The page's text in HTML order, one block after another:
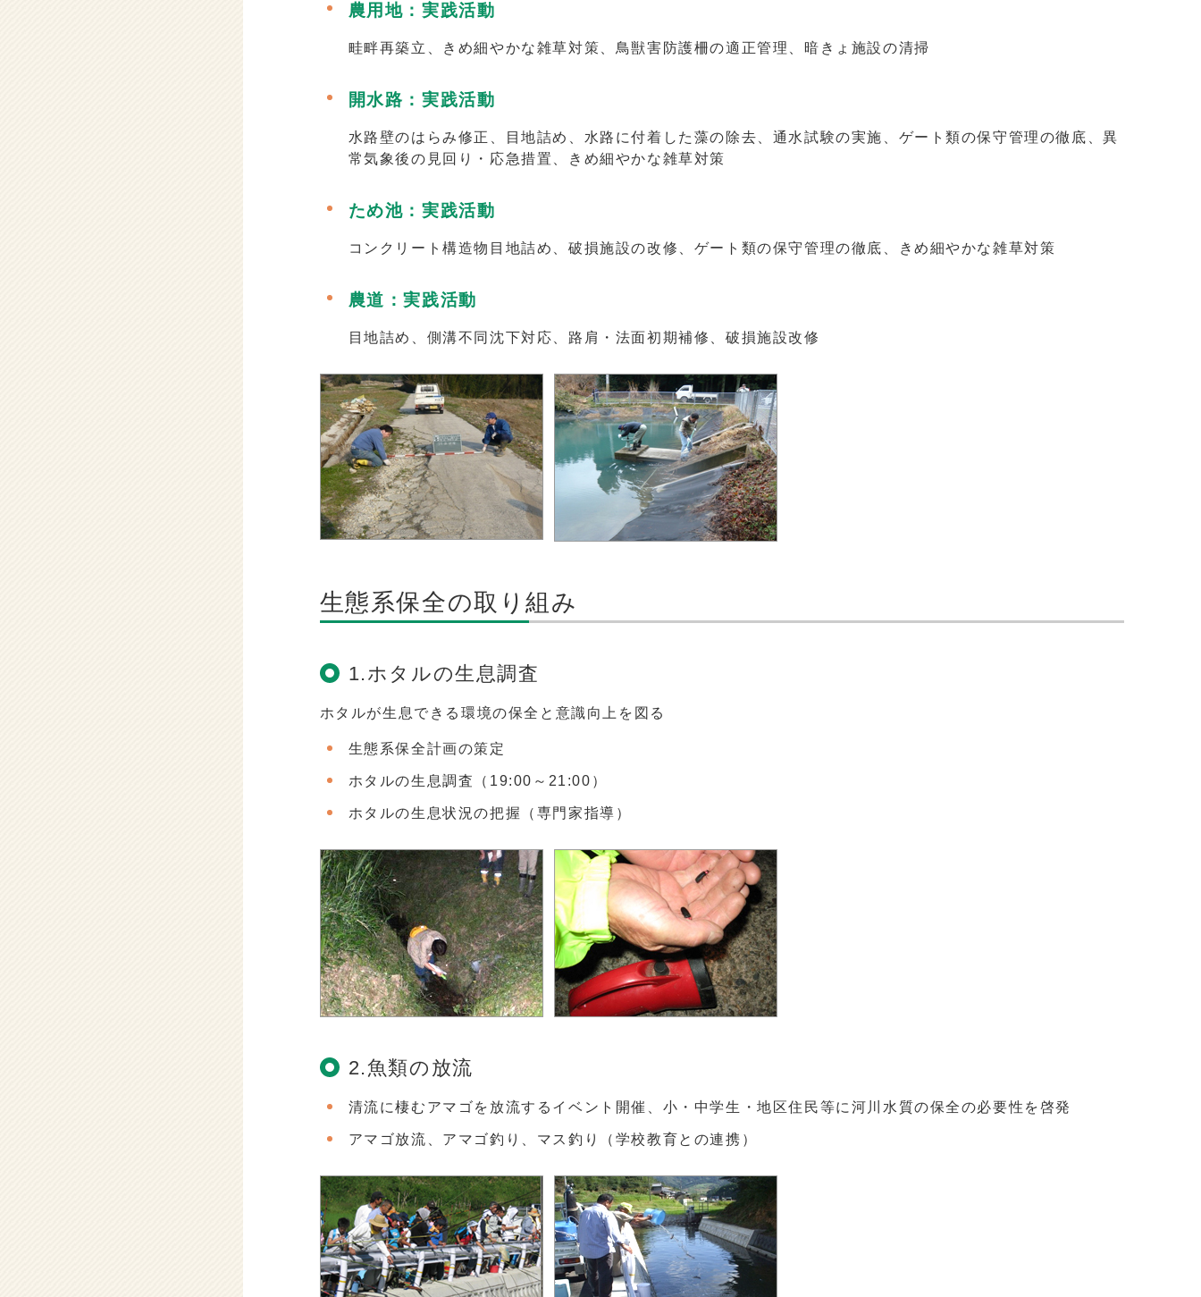
農用地：実践活動
畦畔再築立、きめ細やかな雑草対策、鳥獣害防護柵の適正管理、暗きょ施設の清掃
開水路：実践活動
水路壁のはらみ修正、目地詰め、水路に付着した藻の除去、通水試験の実施、ゲート類の保守管理の徹底、異
常気象後の見回り・応急措置、きめ細やかな雑草対策
ため池：実践活動
コンクリート構造物目地詰め、破損施設の改修、ゲート類の保守管理の徹底、きめ細やかな雑草対策
農道：実践活動
目地詰め、側溝不同沈下対応、路肩・法面初期補修、破損施設改修
生態系保全の取り組み
1.ホタルの生息調査
ホタルが生息できる環境の保全と意識向上を図る
生態系保全計画の策定
ホタルの生息調査（19:00～21:00）
ホタルの生息状況の把握（専門家指導）
2.魚類の放流
清流に棲むアマゴを放流するイベント開催、小・中学生・地区住民等に河川水質の保全の必要性を啓発
アマゴ放流、アマゴ釣り、マス釣り（学校教育との連携）